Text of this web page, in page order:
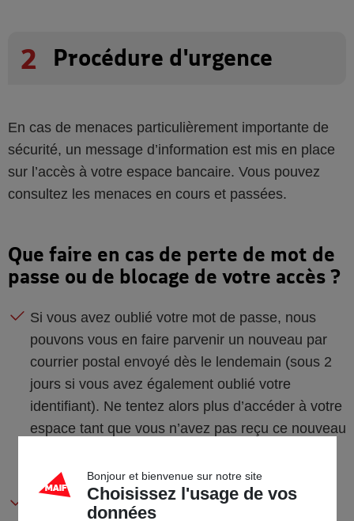
2 Procédure d'urgence
En cas de menaces particulièrement importante de
sécurité, un message d’information est mis en place
sur l’accès à votre espace bancaire. Vous pouvez
consultez les menaces en cours et passées.
Que faire en cas de perte de mot de
passe ou de blocage de votre accès ?
Si vous avez oublié votre mot de passe, nous
pouvons vous en faire parvenir un nouveau par
courrier postal envoyé dès le lendemain (sous 2
jours si vous avez également oublié votre
identifiant). Ne tentez alors plus d’accéder à votre
espace tant que vous n’avez pas reçu ce nouveau
n’étant plus effectif.
Vous avez trois tentatives pour accéder à votre
Bonjour et bienvenue sur notre site
Choisissez l'usage de vos
données